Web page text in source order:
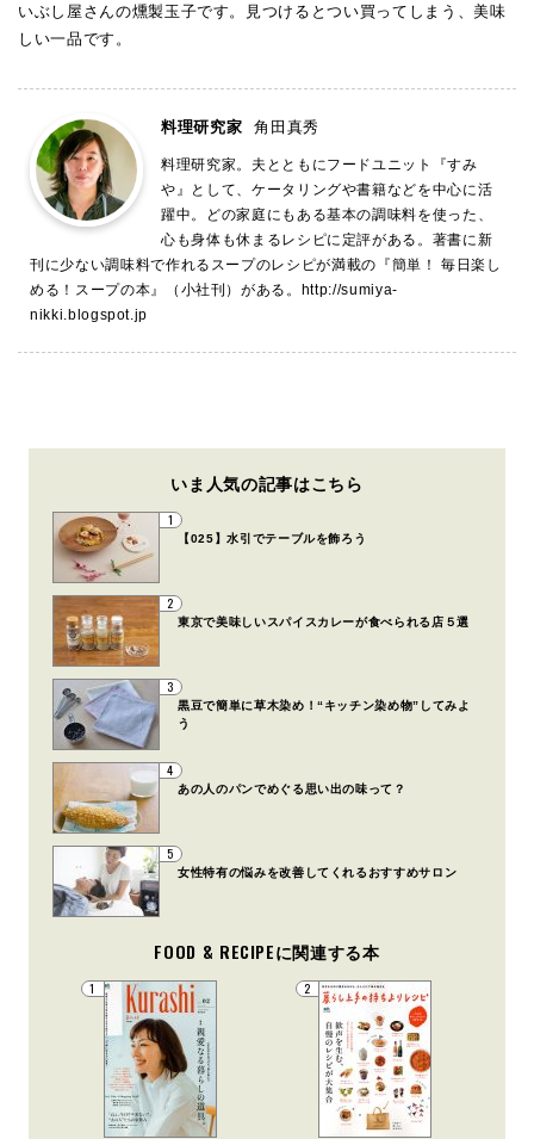
いぶし屋さんの燻製玉子です。見つけるとつい買ってしまう、美味
しい一品です。
料理研究家 角田真秀
料理研究家。夫とともにフードユニット『すみ
や』として、ケータリングや書籍などを中心に活
躍中。どの家庭にもある基本の調味料を使った、
心も身体も休まるレシピに定評がある。著書に新
刊に少ない調味料で作れるスープのレシピが満載の『簡単！ 毎日楽し
める！スープの本』（小社刊）がある。 http://sumiya-
nikki.blogspot.jp
いま人気の記事はこちら
1
【025】水引でテーブルを飾ろう
2
東京で美味しいスパイスカレーが食べられる店５選
3
黒豆で簡単に草木染め！“キッチン染め物”してみよ
う
4
あの人のパンでめぐる思い出の味って？
5
女性特有の悩みを改善してくれるおすすめサロン
FOOD & RECIPEに関連する本
1 2